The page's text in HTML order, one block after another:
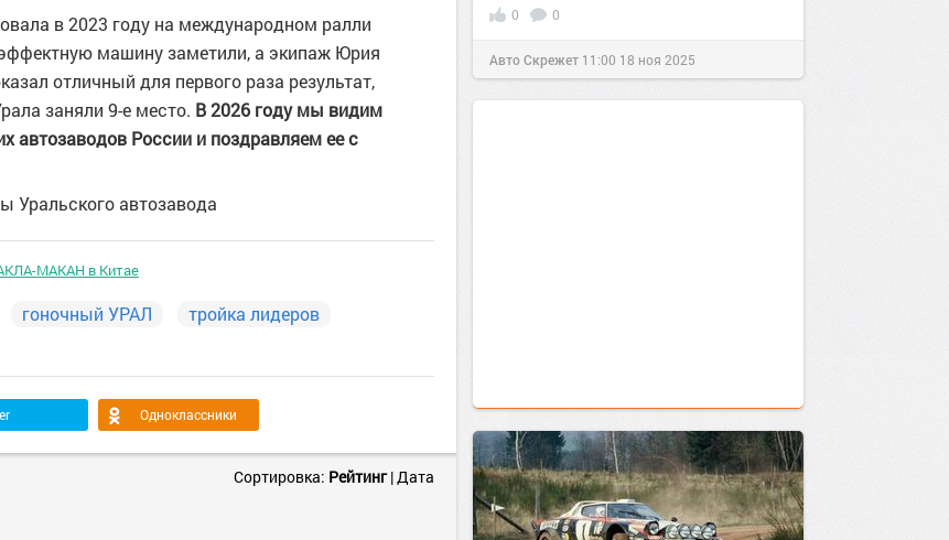
в 2023 году на международном ралли
машину заметили, а экипаж Юрия
отличный для первого раза результат,
заняли 9-е место. В 2026 году мы видим
автозаводов России и поздравляем ее с
Уральского автозавода
МАКАН в Китае
гоночный УРАЛ
тройка лидеров
Одноклассники
Сортировка: Рейтинг|Дата
0 0
Авто Скрежет 11:00 18 ноя 2025